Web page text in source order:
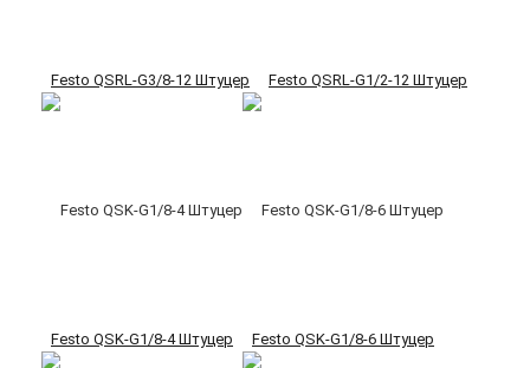
Festo QSRL-G3/8-12 Штуцер Festo QSRL-G1/2-12 Штуцер
Festo QSK-G1/8-4 Штуцер Festo QSK-G1/8-6 Штуцер